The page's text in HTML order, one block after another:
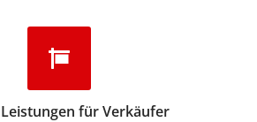
für Verkäufer